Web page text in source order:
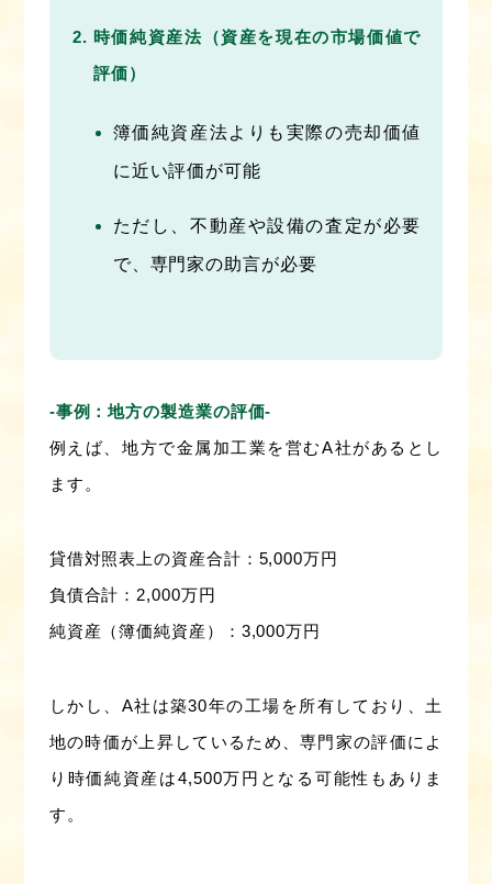
時価純資産法（資産を現在の市場価値で
評価）
簿価純資産法よりも実際の売却価値
に近い評価が可能
ただし、不動産や設備の査定が必要
で、専門家の助言が必要
‐事例：地方の製造業の評価‐
例えば、地方で金属加工業を営むA社があるとし
ます。
貸借対照表上の資産合計：5,000万円
負債合計：2,000万円
純資産（簿価純資産）：3,000万円
しかし、A社は築30年の工場を所有しており、土
地の時価が上昇しているため、専門家の評価によ
り時価純資産は4,500万円となる可能性もありま
す。